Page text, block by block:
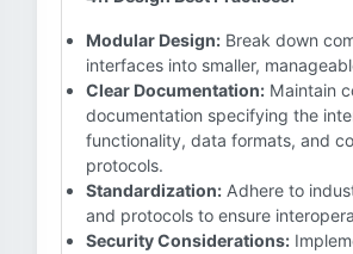
Modular Design: Break down
interfaces into smaller,
Clear Documentation: Maintain
documentation specifying the
functionality, data formats, and
protocols.
Standardization: Adhere to
and protocols to ensure
Security Considerations: